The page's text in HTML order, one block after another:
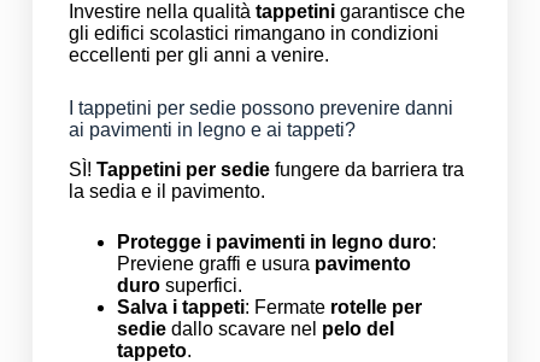
Investire nella qualità tappetinigarantisce che
gli edifici scolastici rimangano in condizioni
eccellenti per gli anni a venire.
I tappetini per sedie possono prevenire danni
ai pavimenti in legno e ai tappeti?
SÌ! Tappetini per sediefungere da barriera tra
la sedia e il pavimento.
Protegge i pavimenti in legno duro:
Previene graffi e usura pavimento
durosuperfici.
Salva i tappeti: Fermate rotelle per
sediedallo scavare nel pelo del
tappeto.